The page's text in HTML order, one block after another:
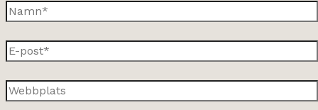
Namn*
E-
post*
Webbplats